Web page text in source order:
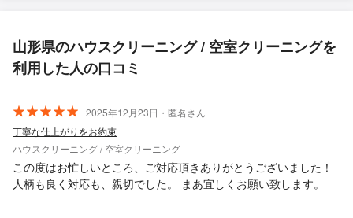
山形県のハウスクリーニング / 空室クリーニングを
利用した人の口コミ
2025年12月23日・匿名さん
丁寧な仕上がりをお約束
ハウスクリーニング / 空室クリーニング
この度はお忙しいところ、ご対応頂きありがとうございました！
人柄も良く対応も、親切でした。 まあ宜しくお願い致します。